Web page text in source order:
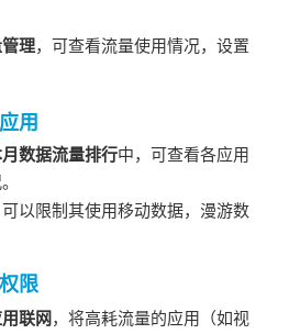
理，可查看流量使用情况，设置
用
数据流量排行中，可查看各应用
以限制其使用移动数据，漫游数
限
联网 ，将高耗流量的应用（如视